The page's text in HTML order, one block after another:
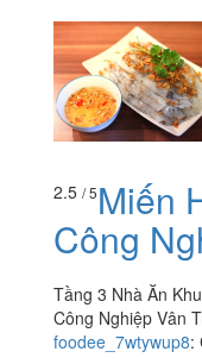
2.5 / 5Miến
Công
Tầng 3 Nhà Ăn
Công Nghiệp Vân
foodee_7wtywup8: